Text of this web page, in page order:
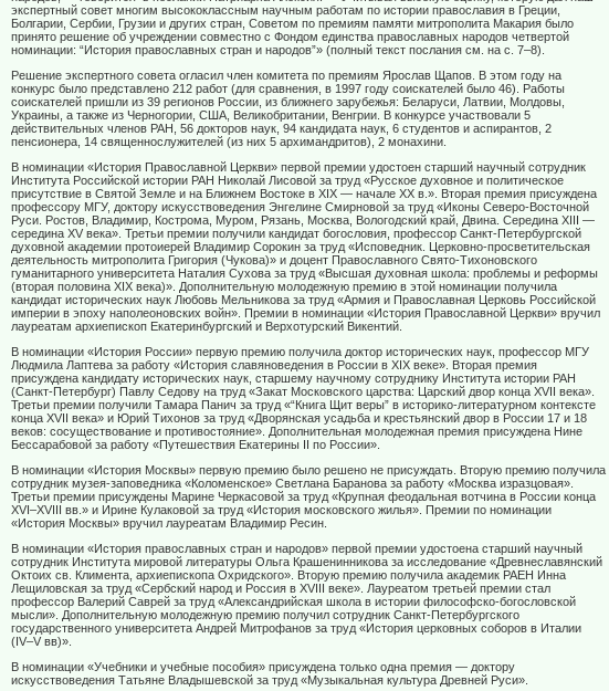
экспертный совет многим высококлассным научным работам по истории православия в Греции,
Болгарии, Сербии, Грузии и других стран, Советом по премиям памяти митрополита Макария было
принято решение об учреждении совместно с Фондом единства православных народов четвертой
номинации: “История православных стран и народов”» (полный текст послания см. на с. 7–8).
Решение экспертного совета огласил член комитета по премиям Ярослав Щапов. В этом году на
конкурс было представлено 212 работ (для сравнения, в 1997 году соискателей было 46). Работы
соискателей пришли из 39 регионов России, из ближнего зарубежья: Беларуси, Латвии, Молдовы,
Украины, а также из Черногории, США, Великобритании, Венгрии. В конкурсе участвовали 5
действительных членов РАН, 56 докторов наук, 94 кандидата наук, 6 студентов и аспирантов, 2
пенсионера, 14 священнослужителей (из них 5 архимандритов), 2 монахини.
В номинации «История Православной Церкви» первой премии удостоен старший научный сотрудник
Института Российской истории РАН Николай Лисовой за труд «Русское духовное и политическое
присутствие в Святой Земле и на Ближнем Востоке в XIX — начале XX в.». Вторая премия присуждена
профессору МГУ, доктору искусствоведения Энгелине Смирновой за труд «Иконы Северо-Восточной
Руси. Ростов, Владимир, Кострома, Муром, Рязань, Москва, Вологодский край, Двина. Середина XIII —
середина XV века». Третьи премии получили кандидат богословия, профессор Санкт-Петербургской
духовной академии протоиерей Владимир Сорокин за труд «Исповедник. Церковно-просветительская
деятельность митрополита Григория (Чукова)» и доцент Православного Свято-Тихоновского
гуманитарного университета Наталия Сухова за труд «Высшая духовная школа: проблемы и реформы
(вторая половина XIX века)». Дополнительную молодежную премию в этой номинации получила
кандидат исторических наук Любовь Мельникова за труд «Армия и Православная Церковь Российской
империи в эпоху наполеоновских войн». Премии в номинации «История Православной Церкви» вручил
лауреатам архиепископ Екатеринбургский и Верхотурский Викентий.
В номинации «История России» первую премию получила доктор исторических наук, профессор МГУ
Людмила Лаптева за работу «История славяноведения в России в XIX веке». Вторая премия
присуждена кандидату исторических наук, старшему научному сотруднику Института истории РАН
(Санкт-Петербург) Павлу Седову на труд «Закат Московского царства: Царский двор конца XVII века».
Третьи премии получили Тамара Панич за труд «“Книга Щит веры” в историко-литературном контексте
конца XVII века» и Юрий Тихонов за труд «Дворянская усадьба и крестьянский двор в России 17 и 18
веков: сосуществование и противостояние». Дополнительная молодежная премия присуждена Нине
Бессарабовой за работу «Путешествия Екатерины II по России».
В номинации «История Москвы» первую премию было решено не присуждать. Вторую премию получила
сотрудник музея-заповедника «Коломенское» Светлана Баранова за работу «Москва изразцовая».
Третьи премии присуждены Марине Черкасовой за труд «Крупная феодальная вотчина в России конца
XVI–XVIII вв.» и Ирине Кулаковой за труд «История московского жилья». Премии по номинации
«История Москвы» вручил лауреатам Владимир Ресин.
В номинации «История православных стран и народов» первой премии удостоена старший научный
сотрудник Института мировой литературы Ольга Крашенинникова за исследование «Древнеславянский
Октоих св. Климента, архиепископа Охридского». Вторую премию получила академик РАЕН Инна
Лещиловская за труд «Сербский народ и Россия в XVIII веке». Лауреатом третьей премии стал
профессор Валерий Саврей за труд «Александрийская школа в истории философско-богословской
мысли». Дополнительную молодежную премию получил сотрудник Санкт-Петербургского
государственного университета Андрей Митрофанов за труд «История церковных соборов в Италии
(IV–V вв)».
В номинации «Учебники и учебные пособия» присуждена только одна премия — доктору
искусствоведения Татьяне Владышевской за труд «Музыкальная культура Древней Руси».